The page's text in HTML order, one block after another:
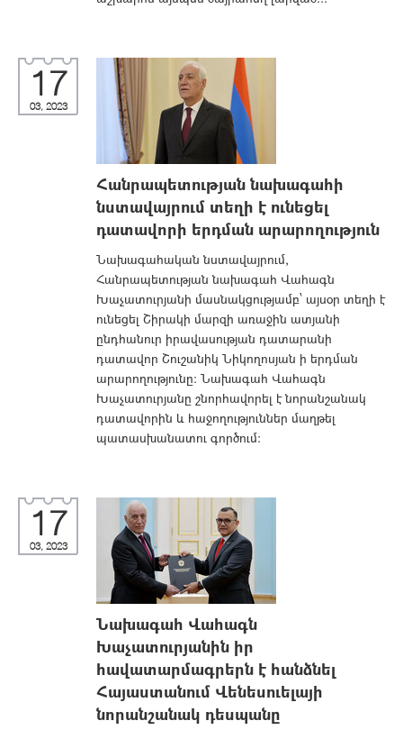
17
03, 2023
Հանրապետության նախագահի
նստավայրում տեղի է ունեցել
դատավորի երդման արարողություն
Նախագահական նստավայրում,
Հանրապետության նախագահ Վահագն
Խաչատուրյանի մասնակցությամբ՝ այսօր տեղի է
ունեցել Շիրակի մարզի առաջին ատյանի
ընդհանուր իրավասության դատարանի
դատավոր Շուշանիկ Նիկողոսյան ի երդման
արարողությունը: Նախագահ Վահագն
Խաչատուրյանը շնորհավորել է նորանշանակ
դատավորին և հաջողություններ մաղթել
պատասխանատու գործում:
17
03, 2023
Նախագահ Վահագն
Խաչատուրյանին իր
հավատարմագրերն է հանձնել
Հայաստանում Վենեսուելայի
նորանշանակ դեսպանը